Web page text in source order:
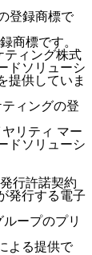
登録商標で
商標です。
ティング株式
ドソリューシ
提供していま
ィングの登
リティ マー
ドソリューシ
行許諾契約
発行する電子
ープのプリ
よる提供で